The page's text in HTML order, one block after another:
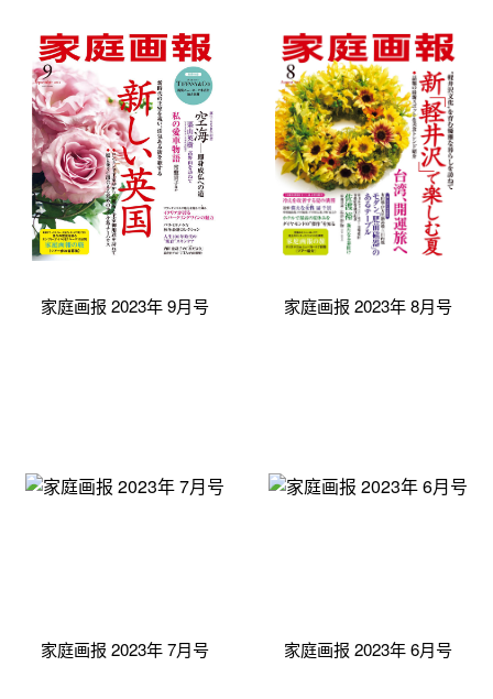
家庭画报 2023年 9月号 家庭画报 2023年 8月号
家庭画报 2023年 7月号 家庭画报 2023年 6月号